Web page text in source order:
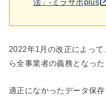
2022年1月の改正によっ
ら全事業者の義務となっ
適正になかったデータ保